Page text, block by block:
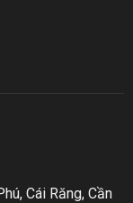
Cái Răng, Cần